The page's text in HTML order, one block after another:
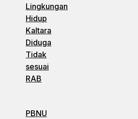
Lingkungan
Hidup
Kaltara
Diduga
Tidak
sesuai
RAB
PBNU